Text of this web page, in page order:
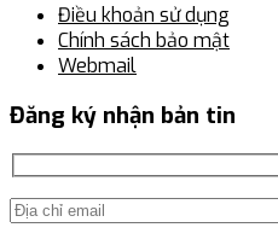
Điều khoản sử dụng
Chính sách bảo mật
Webmail
Đăng ký nhận bản tin